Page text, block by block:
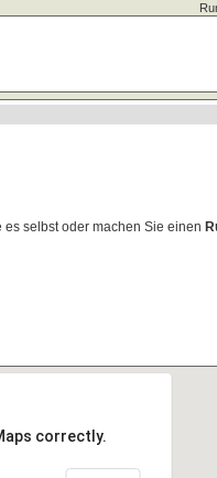
selbst oder machen Sie einen
correctly.